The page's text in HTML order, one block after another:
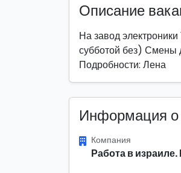
Описание
На завод
субботой без) Смены
Подробности: Лена
Информация о
Компания
Работа в